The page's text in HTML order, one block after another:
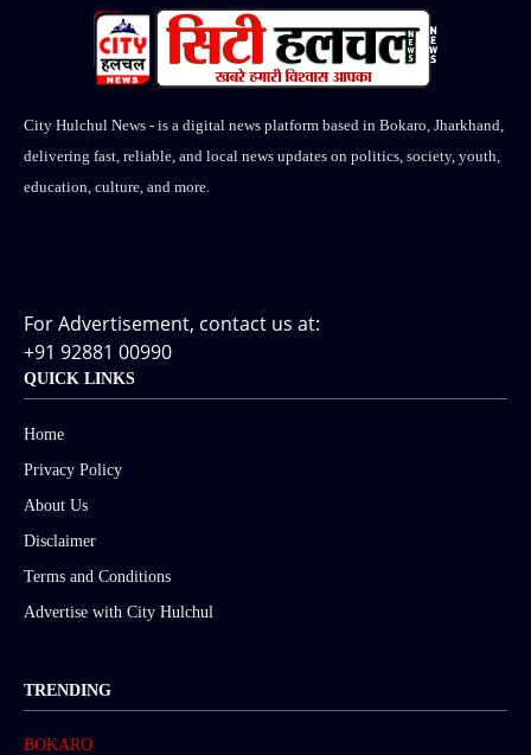
City Hulchul News - is a digital news platform based in Bokaro, Jharkhand,
delivering fast, reliable, and local news updates on politics, society, youth,
education, culture, and more.
For Advertisement, contact us at:
+91 92881 00990
QUICK LINKS
Home
Privacy Policy
About Us
Disclaimer
Terms and Conditions
Advertise with City Hulchul
TRENDING
BOKARO